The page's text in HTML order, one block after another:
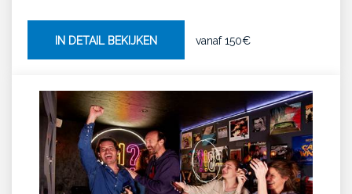
IN DETAIL BEKIJKEN vanaf150€